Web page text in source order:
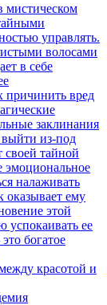
управлять.
волосами
в себе
причинить вред
заклинания
выйти из-под
своей тайной
эмоциональное
налаживать
оказывает ему
этой
успокаивать ее
богатое
красотой и